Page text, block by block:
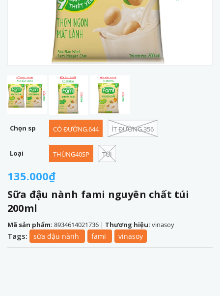
135.000₫
Sữa đậu nành fami nguyên chất túi
200ml
Mã sản phẩm: 8934614021736 | Thương hiệu: vinasoy
Chọn sp CÓ ĐƯỜNG.644 ÍT ĐƯỜNG.356
Loại THÙNG40SP TÚI
Tags: sữa đậu nành fami vinasoy